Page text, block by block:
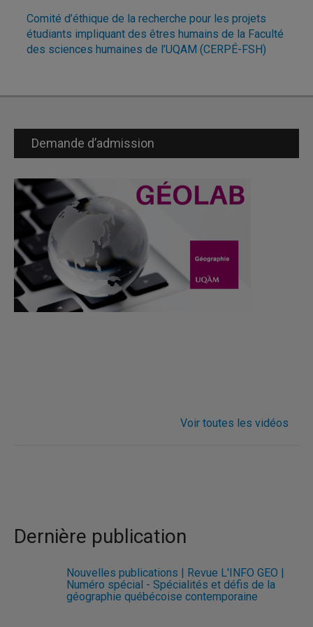
Comité d’éthique de la recherche pour les projets
étudiants impliquant des êtres humains de la Faculté
des sciences humaines de l’UQAM (CERPÉ-FSH)
Demande d’admission
Voir toutes les vidéos
Dernière publication
Nouvelles publications | Revue L'INFO GÉO |
Numéro spécial - Spécialités et défis de la
géographie québécoise contemporaine